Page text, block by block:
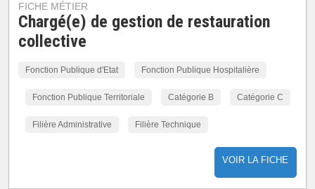
FICHE MÉTIER
Chargé(e) de gestion de restauration
collective
Fonction Publique d'Etat Fonction Publique Hospitalière
Fonction Publique Territoriale Catégorie B Catégorie C
Filière Administrative Filière Technique
VOIR LA FICHE